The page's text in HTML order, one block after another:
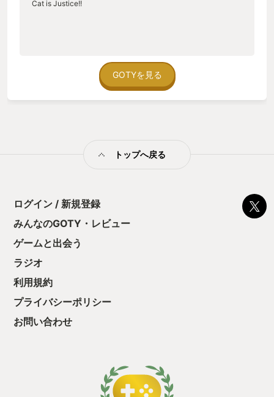
Cat is Justice!!
GOTYを見る
トップへ戻る
ログイン / 新規登録
みんなのGOTY・レビュー
ゲームと出会う
ラジオ
利用規約
プライバシーポリシー
お問い合わせ